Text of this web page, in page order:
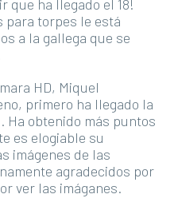
que ha llegado el 18!
para torpes le está
a la gallega que se
HD, Miquel
primero ha llegado la
Ha obtenido más puntos
es elogiable su
imágenes de las
agradecidos por
ver las imáganes.